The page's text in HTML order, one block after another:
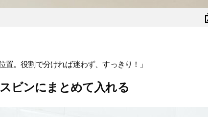
置。役割で分ければ迷わず、すっきり！」
ビンにまとめて入れる